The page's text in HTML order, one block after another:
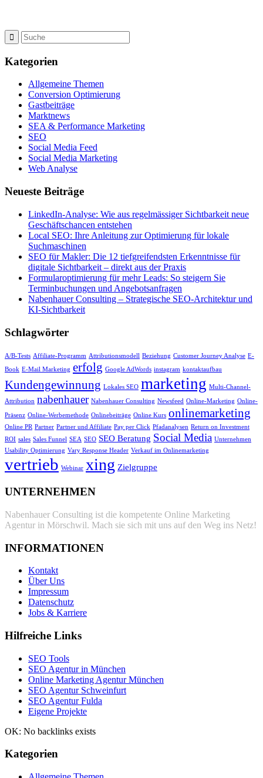
Kategorien
Allgemeine Themen
Conversion Optimierung
Gastbeiträge
Marktnews
SEA & Performance Marketing
SEO
Social Media Feed
Social Media Marketing
Web Analyse
Neueste Beiträge
LinkedIn-Analyse: Wie aus regelmässiger Sichtbarkeit neue
Geschäftschancen entstehen
Local SEO: Ihre Anleitung zur Optimierung für lokale
Suchmaschinen
SEO für Makler: Die 12 tiefgreifendsten Erkenntnisse für
digitale Sichtbarkeit – direkt aus der Praxis
Formularoptimierung für mehr Leads: So steigern Sie
Terminbuchungen und Angebotsanfragen
Nabenhauer Consulting – Strategische SEO-Architektur und
KI-Sichtbarkeit
Schlagwörter
A/B-Tests Affiliate-Programm Attributionsmodell Beziehung Customer Journey Analyse E-
Book E-Mail Marketing erfolg Google AdWords instagram kontaktaufbau
Kundengewinnung Lokales SEO marketing Multi-Channel-
Attribution nabenhauer Nabenhauer Consulting Newsfeed Online-Marketing Online-
Präsenz Online-Werbemethode Onlinebeiträge Online Kurs onlinemarketing
Online PR Partner Partner und Affiliate Pay per Click Pfadanalysen Return on Investment
ROI sales Sales Funnel SEA SEO SEO Beratung Social Media Unternehmen
Usability Optimierung Vary Response Header Verkauf im Onlinemarketing
vertrieb Webinar xing Zielgruppe
UNTERNEHMEN
Nabenhauer Consulting ist die kompetente Online Marketing
Agentur in Mörschwil. Mach sie sich mit uns auf den Weg ins Netz!
INFORMATIONEN
Kontakt
Über Uns
Impressum
Datenschutz
Jobs & Karriere
Hilfreiche Links
SEO Tools
SEO Agentur in München
Online Marketing Agentur München
SEO Agentur Schweinfurt
SEO Agentur Fulda
Eigene Projekte
OK: No backlinks exists
Kategorien